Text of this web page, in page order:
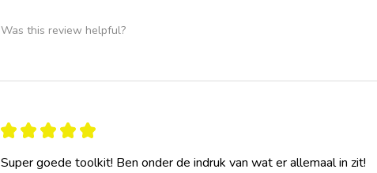
Was this review helpful?
★ ★ ★ ★ ★
Super goede toolkit! Ben onder de indruk van wat er allemaal in zit!